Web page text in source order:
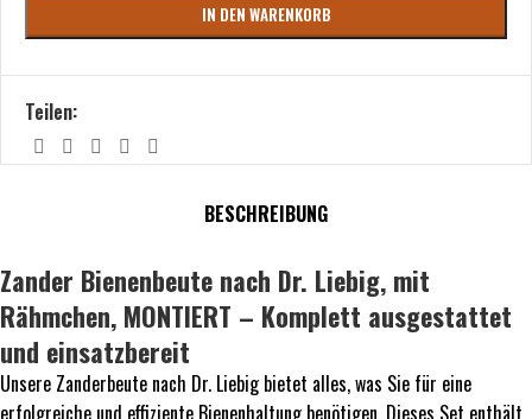
IN DEN WARENKORB
Teilen:
BESCHREIBUNG
Zander Bienenbeute nach Dr. Liebig, mit
Rähmchen, MONTIERT – Komplett ausgestattet
und einsatzbereit
Unsere Zanderbeute nach Dr. Liebig bietet alles, was Sie für eine
erfolgreiche und effiziente Bienenhaltung benötigen. Dieses Set enthält